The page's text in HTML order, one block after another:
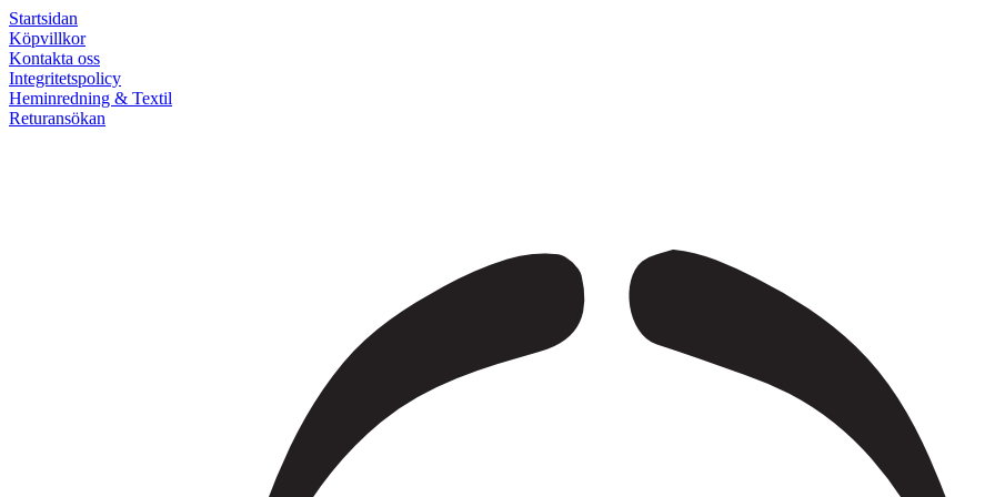
Startsidan
Köpvillkor
Kontakta oss
Integritetspolicy
Heminredning & Textil
Returansökan